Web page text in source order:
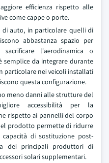
efficienza rispetto alle
come cappe o porte.
auto, in particolare quelli di
abbastanza spazio per
l'aerodinamica o
semplice da integrare durante
particolare nei veicoli installati
questa configurazione.
meno danni alle strutture del
accessibilità per la
rispetto ai pannelli del corpo
prodotto permette di ridurre
di sostituzione post-
dei principali produttori di
solari supplementari.